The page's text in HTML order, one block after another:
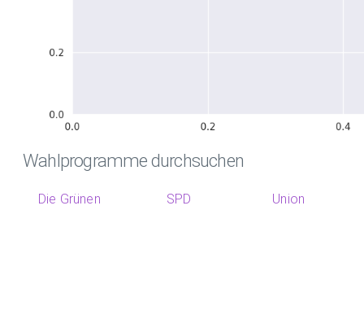
Wahlprogramme durchsuchen
Die Grünen SPD Union